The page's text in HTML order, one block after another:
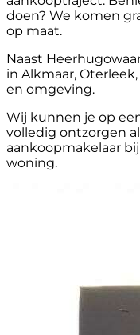
doen? We komen
op maat.
Naast
in Alkmaar,
en omgeving.
Wij kunnen je op
volledig ontzorgen
aankoopmakelaar
woning.